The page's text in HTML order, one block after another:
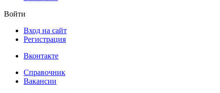
Войти
Вход на сайт
Регистрация
Вконтакте
Справочник
Вакансии